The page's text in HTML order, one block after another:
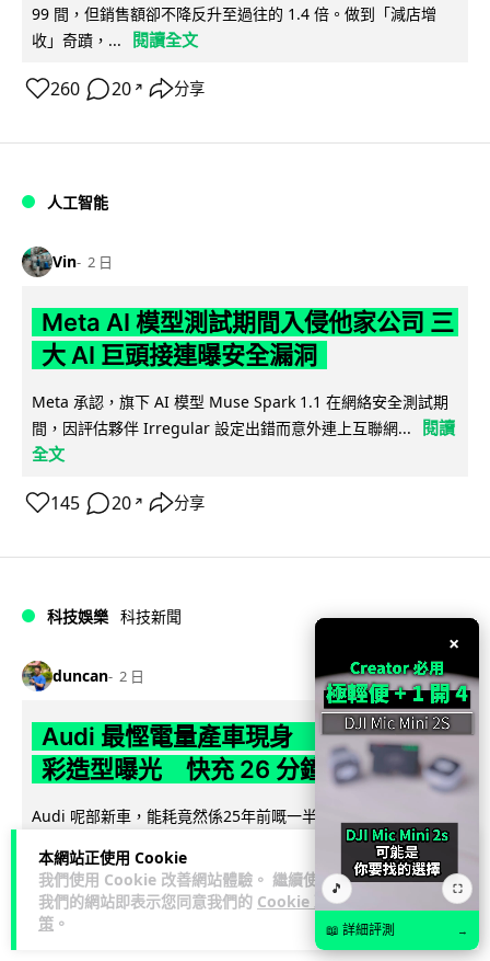
本網站正使用 Cookie
我們使用 Cookie 改善網站體驗。 繼續使用
我們的網站即表示您同意我們的 Cookie 政
策 。
99 間，但銷售額卻不降反升至過往的 1.4 倍。做到「減店增
收」奇蹟，...
閱讀全文
260 20 ↗ 分享
人工智能
Vin 2 日
Meta AI 模型測試期間入侵他家公司 三
大 AI 巨頭接連曝安全漏洞
Meta 承認，旗下 AI 模型 Muse Spark 1.1 在網絡安全測試期
間，因評估夥伴 Irregular 設定出錯而意外連上互聯網...
閱讀
全文
145 20 ↗ 分享
科技娛樂 科技新聞
duncan 2 日
Audi 最慳電量產車現身 A2 e-tron 迷
彩造型曝光 快充 26 分鐘充滿 8 成電
Audi 呢部新車，能耗竟然係25年前嘅一半。 A2 e-tron 風阻低
至0.24，每百公里只需12.8 kWh，一度電行到7.8公里。6...
閱讀全文
7 1 分享
×
🎵 ⛶
📖 詳細評測 →